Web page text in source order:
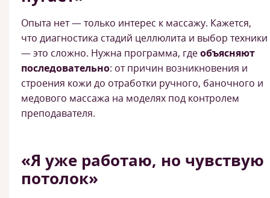
Опыта нет — только интерес к массажу. Кажется,
что диагностика стадий целлюлита и выбор техники
— это сложно. Нужна программа, гдеобъясняют
последовательно: от причин возникновения и
строения кожи до отработки ручного, баночного и
медового массажа на моделях под контролем
преподавателя.
«Я уже работаю, но чувствую
потолок»